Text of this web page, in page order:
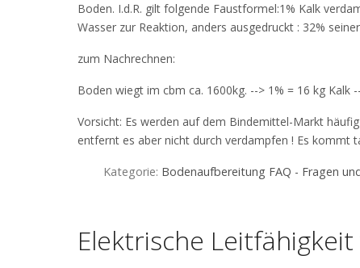
Boden. I.d.R. gilt folgende Faustformel:1% Kalk
Wasser zur Reaktion, anders ausgedruckt : 32%
zum Nachrechnen:
Boden wiegt im cbm ca. 1600kg. --> 1% = 16 kg Kalk
Vorsicht: Es werden auf dem Bindemittel-Markt
entfernt es aber nicht durch verdampfen ! Es kommt
Kategorie: Bodenaufbereitung FAQ - Fragen
Elektrische